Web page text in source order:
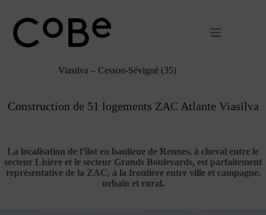
contenu
Viasilva – Cesson-Sévigné (35)
Construction de 51 logements ZAC Atlante Viasilva
La localisation de l’îlot en banlieue de Rennes, à cheval entre le
secteur Lisière et le secteur Grands Boulevards, est parfaitement
représentative de la ZAC, à la frontière entre ville et campagne,
urbain et rural.